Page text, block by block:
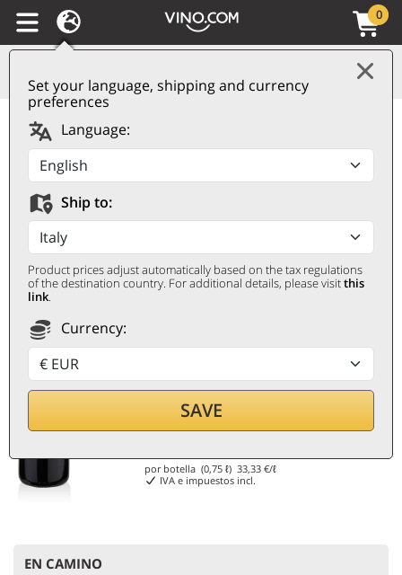
Set your language, shipping and currency
preferences
Language:
Ship to:
Product prices adjust automatically based on the tax regulations
of the destination country. For additional details, please visitthis
link.
Currency:
SAVE
0
Carmignano DOCG
Villa di Capezzana 2021
Tenuta di Capezzana
TENUTA DI CAPEZZANA
0,75 ℓ
25€
por botella (0,75 ℓ)33,33 €/ℓ
IVA e impuestos incl.
EN CAMINO